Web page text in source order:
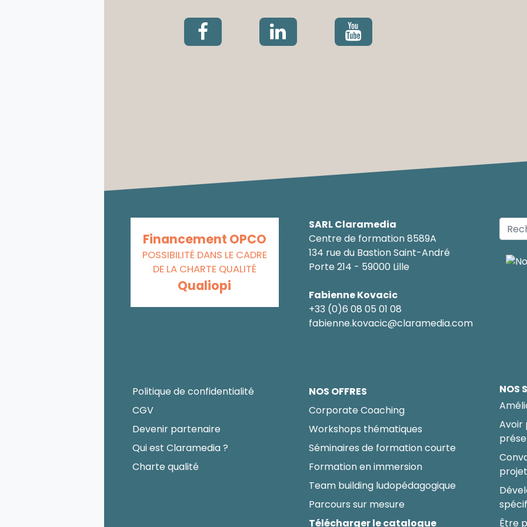
Financement OPCO
POSSIBILITÉ DANS LE CADRE
DE LA CHARTE QUALITÉ
Qualiopi
SARL Claramedia
Centre de formation 8589A
134 rue du Bastion Saint-André
Porte 214 - 59000 Lille
Fabienne Kovacic
+33 (0)6 08 05 01 08
fabienne.kovacic@claramedia.com
Politique de confidentialité
CGV
Devenir partenaire
Qui est Claramedia ?
Charte qualité
NOS OFFRES
Corporate Coaching
Workshops thématiques
Séminaires de formation courte
Formation en immersion
Team building ludopédagogique
Parcours sur mesure
Télécharger le catalogue
NOS
Avoir
projet
Être